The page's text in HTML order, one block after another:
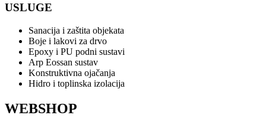
USLUGE
Sanacija i zaštita objekata
Boje i lakovi za drvo
Epoxy i PU podni sustavi
Arp Eossan sustav
Konstruktivna ojačanja
Hidro i toplinska izolacija
WEBSHOP